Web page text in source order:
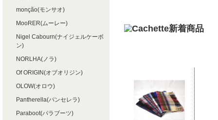
monção(モンサオ)
MooRER(ムーレー)
Nigel Cabourn(ナイジェルケーボ
ン)
NORLHA(ノラ)
Of ORIGIN(オブオリジン)
OLOW(オロウ)
Pantherella(パンセレラ)
Paraboot(パラブーツ)